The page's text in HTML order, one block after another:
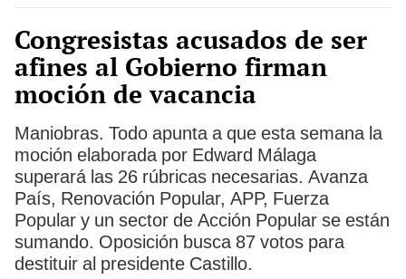
Congresistas acusados de ser
afines al Gobierno firman
moción de vacancia
Maniobras. Todo apunta a que esta semana la
moción elaborada por Edward Málaga
superará las 26 rúbricas necesarias. Avanza
País, Renovación Popular, APP, Fuerza
Popular y un sector de Acción Popular se están
sumando. Oposición busca 87 votos para
destituir al presidente Castillo.